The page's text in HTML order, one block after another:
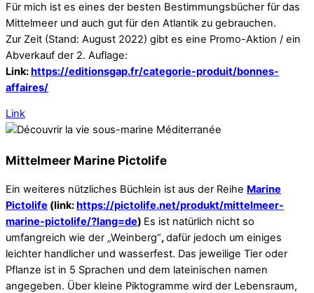
Für mich ist es eines der besten Bestimmungsbücher für das
Mittelmeer und auch gut für den Atlantik zu gebrauchen.
Zur Zeit (Stand: August 2022) gibt es eine Promo-Aktion / ein
Abverkauf der 2. Auflage:
Link:https://editionsgap.fr/categorie-produit/bonnes-
affaires/
Link
Mittelmeer Marine Pictolife
Ein weiteres nützliches Büchlein ist aus der Reihe Marine
Pictolife (link:https://pictolife.net/produkt/mittelmeer-
marine-pictolife/?lang=de) Es ist natürlich nicht so
umfangreich wie der „Weinberg“,dafür jedoch um einiges
leichter handlicher und wasserfest. Das jeweilige Tier oder
Pflanze ist in 5 Sprachen und dem lateinischen namen
angegeben. Über kleine Piktogramme wird der Lebensraum,